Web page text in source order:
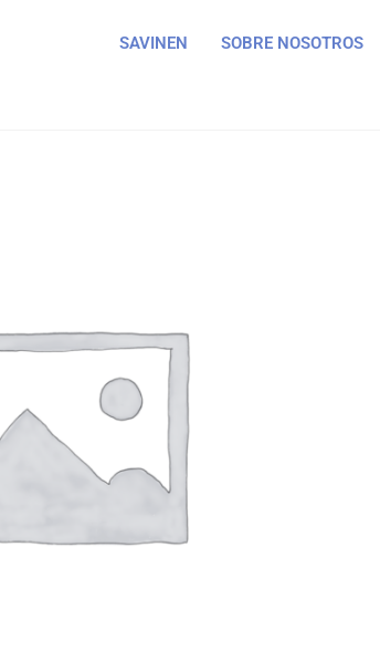
SAVINEN SOBRE NOSOTROS